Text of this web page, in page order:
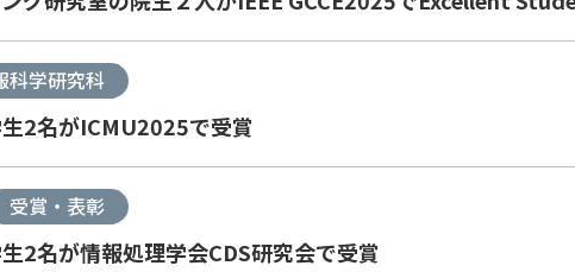
科学研究科
2名がICMU2025で受賞
受賞・表彰
2名が情報処理学会CDS研究会で受賞